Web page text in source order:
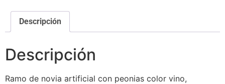
Descripción
Descripción
Ramo de novia artificial con peonias color vino,